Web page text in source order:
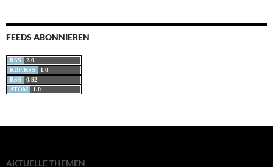
FEEDS ABONNIEREN
RSS
2.0
RDF/RSS
1.0
RSS
0.92
ATOM
1.0
AKTUELLE THEMEN